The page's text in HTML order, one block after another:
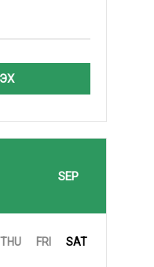
SEP
THU FRI SAT